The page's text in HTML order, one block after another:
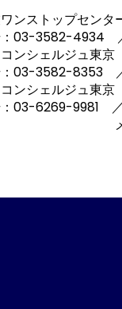
ワンストップセン
03-3582-4934
コンシェルジュ東
03-3582-8353
コンシェルジュ東
03-6269-9981
ドレス：